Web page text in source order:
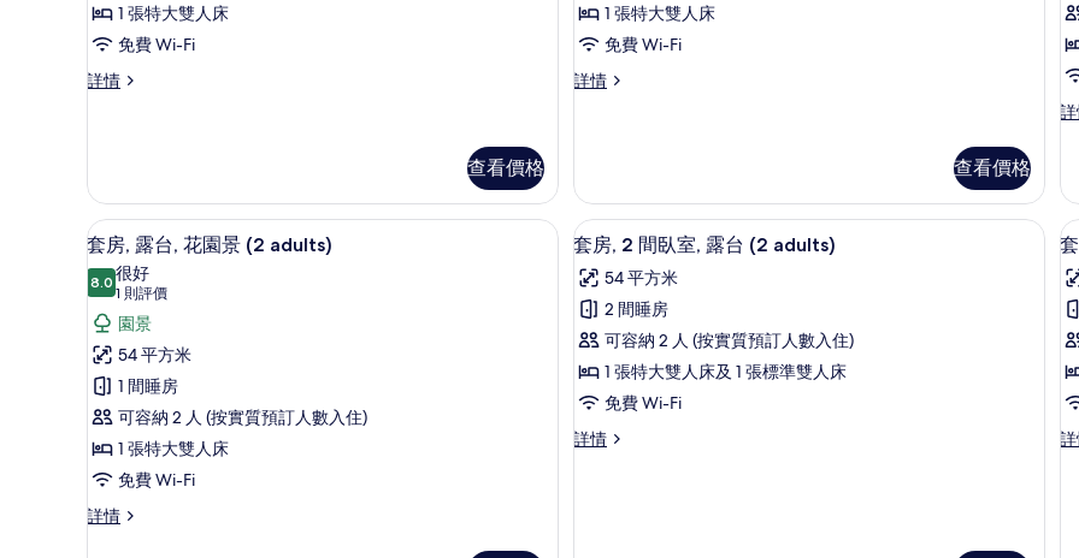
露
台,
泳
相
片
1 張特大雙人床
免費 Wi-Fi
詳情
套
池
景
詳
情
查看價格
式
套
房,
相
片
1 張特大雙人床
免費 Wi-Fi
詳情
開
露
台
詳
情
查看價格
風
豪
房,
露
台,
濱
風
景
詳
情
載
入
所
有
套
房,
露
台,
花
園
迷你吧、房內夾萬、遮光窗簾/窗簾、隔音
10
套房, 露台, 花園景 (2 adults)
8.08.0 分，滿分 10 分
很好
1 則評價
(1
則
評
價)
園景
54 平方米
1 間睡房
可容納 2 人 (按實質預訂人數入住)
1 張特大雙人床
免費 Wi-Fi
詳情
套
載
入
所
有
套
房,
間
迷你吧、房內夾萬、遮光窗簾/窗簾、隔
17
套房, 2 間臥室, 露台 (2 adults)
54 平方米
2 間睡房
可容納 2 人 (按實質預訂人數入住)
1 張特大雙人床及 1 張標準雙人床
免費 Wi-Fi
詳情
套
載
套
套